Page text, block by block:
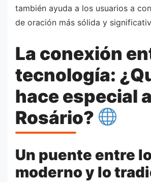
también ayuda a los usuarios a
de oración más sólida y
La conexión
tecnología:
hace especial
Rosário?
Un puente entre
moderno y lo